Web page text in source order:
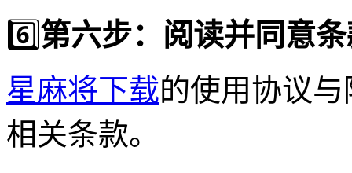
6️⃣第六步：阅读并同意
星麻将下载的使用协议
相关条款。